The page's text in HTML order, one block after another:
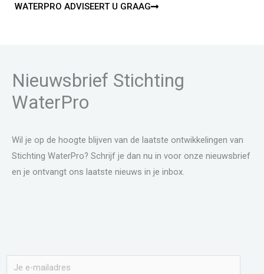
WATERPRO ADVISEERT U GRAAG
Nieuwsbrief Stichting
WaterPro
Wil je op de hoogte blijven van de laatste ontwikkelingen van
Stichting WaterPro? Schrijf je dan nu in voor onze nieuwsbrief
en je ontvangt ons laatste nieuws in je inbox.